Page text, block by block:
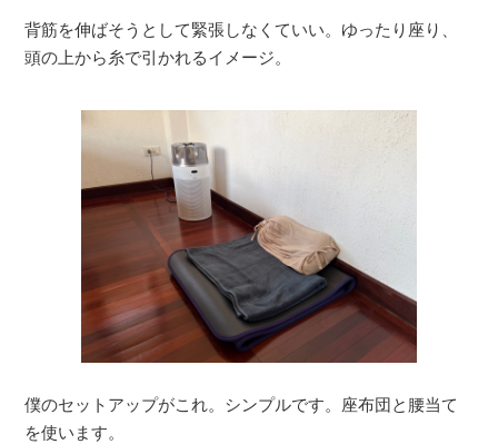
背筋を伸ばそうとして緊張しなくていい。ゆったり座り、
頭の上から糸で引かれるイメージ。
僕のセットアップがこれ。シンプルです。座布団と腰当て
を使います。